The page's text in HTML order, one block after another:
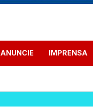
ANUNCIE IMPRENSA